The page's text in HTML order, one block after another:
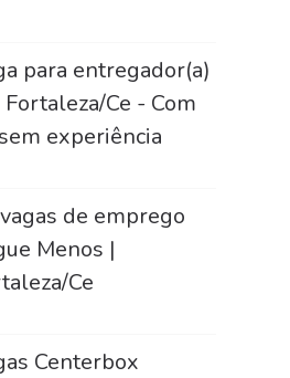
para entregador(a)
Ce - Com
experiência
de emprego
Menos |
Ce
Centerbox